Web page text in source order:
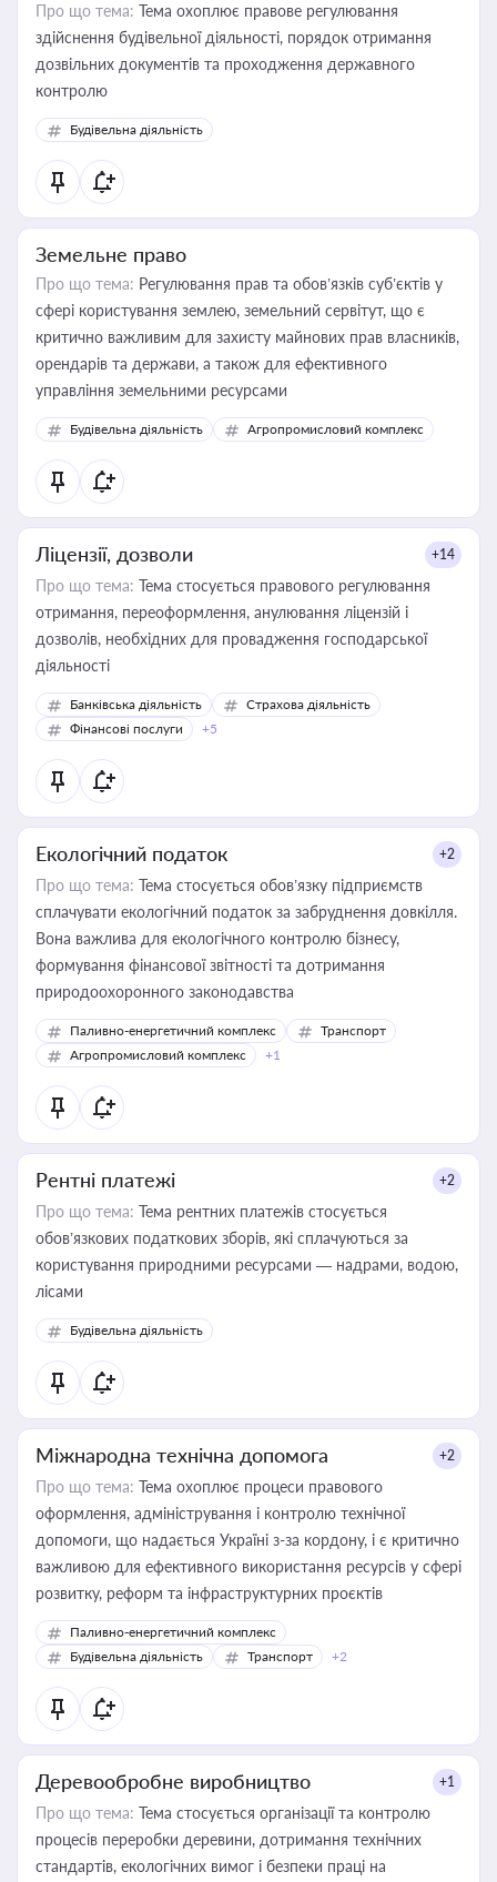
Про що тема: Тема охоплює правове регулювання
здійснення будівельної діяльності, порядок отримання
дозвільних документів та проходження державного
контролю
Будівельна діяльність
Земельне право
Про що тема: Регулювання прав та обов’язків суб’єктів у
сфері користування землею, земельний сервітут, що є
критично важливим для захисту майнових прав власників,
орендарів та держави, а також для ефективного
управління земельними ресурсами
Будівельна діяльність Агропромисловий комплекс
Ліцензії, дозволи +14
Про що тема: Тема стосується правового регулювання
отримання, переоформлення, анулювання ліцензій і
дозволів, необхідних для провадження господарської
діяльності
Банківська діяльність
Страхова діяльність
Фінансові послуги
+5
Екологічний податок +2
Про що тема: Тема стосується обов’язку підприємств
сплачувати екологічний податок за забруднення довкілля.
Вона важлива для екологічного контролю бізнесу,
формування фінансової звітності та дотримання
природоохоронного законодавства
Паливно-енергетичний комплекс
Транспорт
Агропромисловий комплекс
+1
Рентні платежі +2
Про що тема: Тема рентних платежів стосується
обов’язкових податкових зборів, які сплачуються за
користування природними ресурсами — надрами, водою,
лісами
Будівельна діяльність
Міжнародна технічна допомога +2
Про що тема: Тема охоплює процеси правового
оформлення, адміністрування і контролю технічної
допомоги, що надається Україні з-за кордону, і є критично
важливою для ефективного використання ресурсів у сфері
розвитку, реформ та інфраструктурних проєктів
Паливно-енергетичний комплекс
Будівельна діяльність
Транспорт +2
Деревообробне виробництво +1
Про що тема: Тема стосується організації та контролю
процесів переробки деревини, дотримання технічних
стандартів, екологічних вимог і безпеки праці на